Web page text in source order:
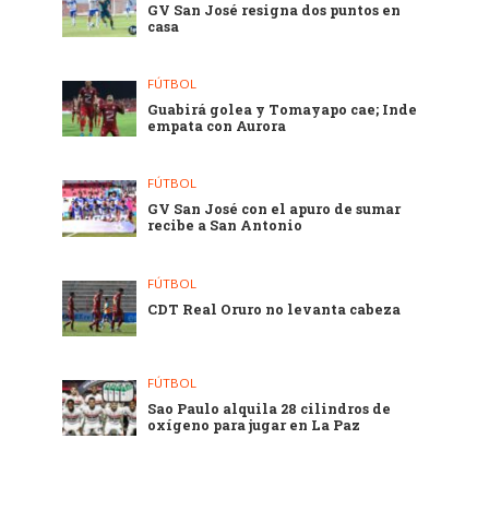
GV San José resigna dos puntos en
casa
FÚTBOL
Guabirá golea y Tomayapo cae; Inde
empata con Aurora
FÚTBOL
GV San José con el apuro de sumar
recibe a San Antonio
FÚTBOL
CDT Real Oruro no levanta cabeza
FÚTBOL
Sao Paulo alquila 28 cilindros de
oxígeno para jugar en La Paz